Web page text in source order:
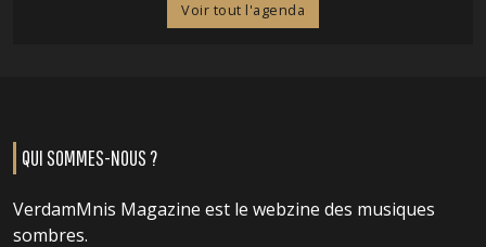
Voir tout l'agenda
QUI SOMMES-NOUS ?
VerdamMnis Magazine est le webzine des musiques
sombres.